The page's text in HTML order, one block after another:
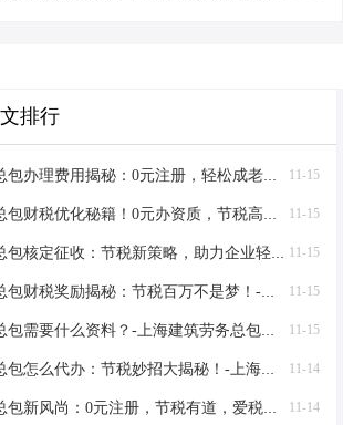
排行
11-15
用揭秘：0元注册，轻松成老板！-上海建筑劳务总包办理费用
11-15
化秘籍！0元办资质，节税高达80%-上海建筑劳务总包财税优化
11-15
收：节税新策略，助力企业轻装上阵！-上海建筑劳务总包核定征收
11-15
奖励揭秘：节税百万不是梦！-上海建筑劳务总包财税奖励
11-15
要什么资料？-上海建筑劳务总包需要什么资料
11-14
代办：节税妙招大揭秘！-上海建筑劳务总包怎么代办
11-14
注册，节税有道，爱税宝助力企业轻装上阵！-上海建筑劳务总包需要到场吗？